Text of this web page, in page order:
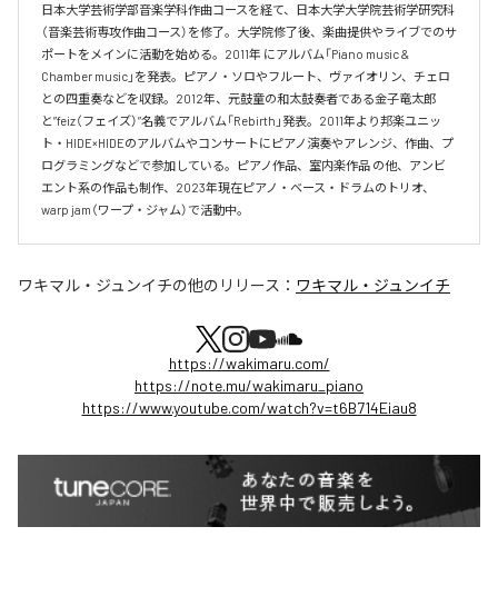
日本大学芸術学部音楽学科作曲コースを経て、日本大学大学院芸術学研究科
（音楽芸術専攻作曲コース）を修了。大学院修了後、楽曲提供やライブでのサ
ポートをメインに活動を始める。2011年 にアルバム「Piano music &
Chamber music」を発表。ピアノ・ソロやフルート、ヴァイオリン、チェロ
との四重奏などを収録。2012年、元鼓童の和太鼓奏者である金子竜太郎
と”feiz（フェイズ）”名義でアルバム「Rebirth」発表。2011年より邦楽ユニッ
ト・HIDE×HIDEのアルバムやコンサートにピアノ演奏やアレンジ、作曲、プ
ログラミングなどで参加している。ピアノ作品、室内楽作品 の他、アンビ
エント系の作品も制作、2023年現在ピアノ・ベース・ドラムのトリオ、
warp jam（ワープ・ジャム）で活動中。
ワキマル・ジュンイチの他のリリース： ワキマル・ジュンイチ
https://wakimaru.com/
https://note.mu/wakimaru_piano
https://www.youtube.com/watch?v=t6B714Eiau8